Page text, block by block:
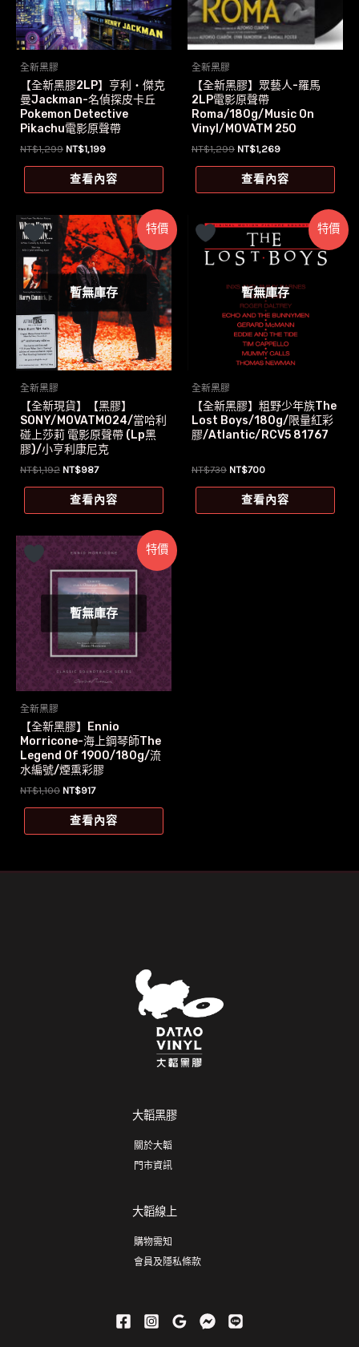
全新黑膠
【全新黑膠2LP】亨利‧傑克
曼Jackman-名偵探皮卡丘
Pokemon Detective
Pikachu電影原聲帶
NT$1,299 原
價
格：
NT$1,199目
價
格：
查看內容
全新黑膠
【全新黑膠】眾藝人-羅馬
2LP電影原聲帶
Roma/180g/Music On
Vinyl/MOVATM 250
NT$1,299 原
價
格：
NT$1,269目
價
格：
查看內容
特價
暫無庫存
全新黑膠
【全新現貨】【黑膠】
SONY/MOVATM024/當哈利
碰上莎莉 電影原聲帶 (Lp黑
膠)/小亨利康尼克
NT$1,192 原
價
格：
NT$987目
價
格：
查看內容
特價
暫無庫存
全新黑膠
【全新黑膠】粗野少年族The
Lost Boys/180g/限量紅彩
膠/Atlantic/RCV5 81767
NT$739 原
格：
NT$700目
價
格：
查看內容
特價
暫無庫存
全新黑膠
【全新黑膠】Ennio
Morricone-海上鋼琴師The
Legend Of 1900/180g/流
水編號/煙熏彩膠
NT$1,100 原
價
格：
NT$917目
價
格：
查看內容
大韜黑膠
關於大韜
門市資訊
大韜線上
購物需知
會員及隱私條款